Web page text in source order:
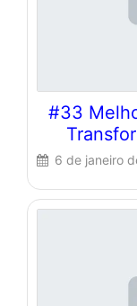
#33
6 de janeiro